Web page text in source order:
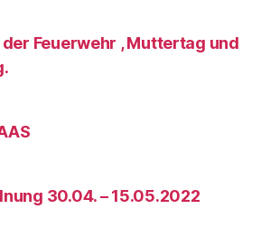
Feuerwehr , Muttertag und
30.04. – 15.05.2022